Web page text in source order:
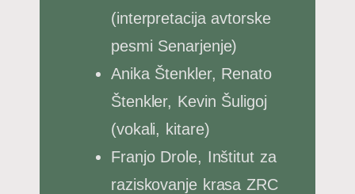
(interpretacija avtorske
pesmi Senarjenje)
Anika Štenkler, Renato
Štenkler, Kevin Šuligoj
(vokali, kitare)
Franjo Drole, Inštitut za
raziskovanje krasa ZRC